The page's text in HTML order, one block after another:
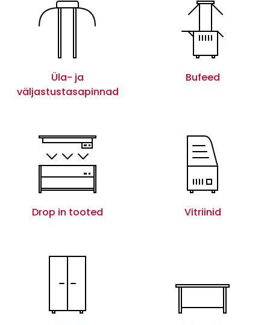
Üla- ja
väljastustasapinnad
Bufeed
Drop in tooted Vitriinid